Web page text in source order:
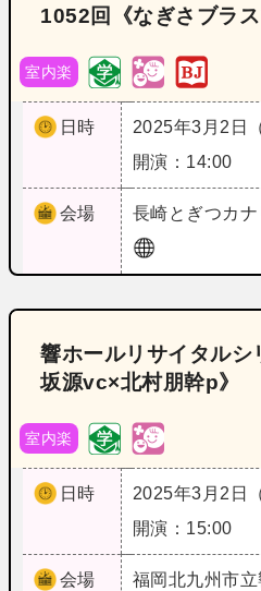
1052回《なぎさブラス
室内楽
日時
2025年3月2日
開演：14:00
会場 長崎とぎつカ
響ホールリサイタル
坂源vc×北村朋幹p》
室内楽
日時
2025年3月2日
開演：15:00
会場 福岡北九州市